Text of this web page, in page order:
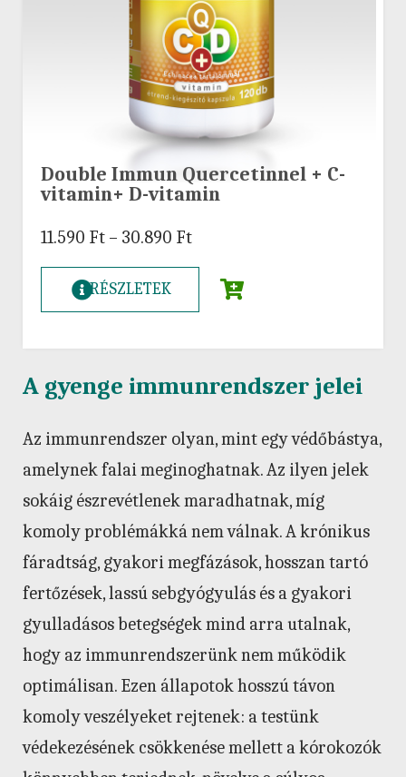
Double Immun Quercetinnel + C-
vitamin+ D-vitamin
11.590 Ft – 30.890 Ft
RÉSZLETEK
A gyenge immunrendszer jelei
Az immunrendszer olyan, mint egy védőbástya,
amelynek falai meginoghatnak. Az ilyen jelek
sokáig észrevétlenek maradhatnak, míg
komoly problémákká nem válnak. A krónikus
fáradtság, gyakori megfázások, hosszan tartó
fertőzések, lassú sebgyógyulás és a gyakori
gyulladásos betegségek mind arra utalnak,
hogy az immunrendszerünk nem működik
optimálisan. Ezen állapotok hosszú távon
komoly veszélyeket rejtenek: a testünk
védekezésének csökkenése mellett a kórokozók